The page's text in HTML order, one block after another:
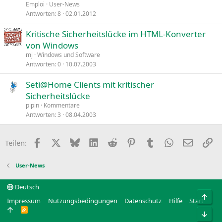
Emploi
User-News
Antworten 8 02.01.2012
Kritische Sicherheitslücke im HTML-Konverter
von Windows
mj Windows und Software
Antworten 0 10.07.2003
Seti@Home Clients mit kritischer
Sicherheitslücke
pipin Kommentare
Antworten 3 08.04.2003
Teilen: Facebook BlueskyLinkedIn
Reddit PinterestTumblr WhatsApp
E-Mail
User-News
Deutsch
Impressum
Nutzungsbedingungen Datenschutz Hilfe Start
R